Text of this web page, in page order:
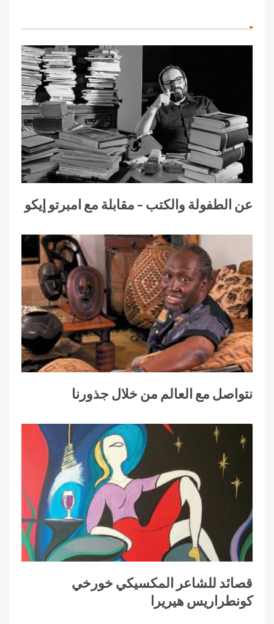
عن الطفولة والكتب – مقابلة مع امبرتو إيكو
نتواصل مع العالم من خلال جذورنا
قصائد للشاعر المكسيكي خورخي
كونطراريس هيريرا